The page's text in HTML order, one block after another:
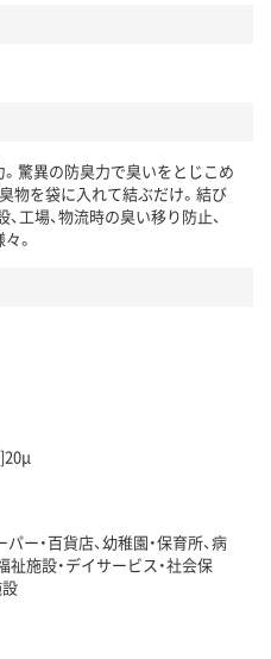
驚異の防臭力で臭いをとじこめ
物を袋に入れて結ぶだけ。結び
工場、物流時の臭い移り防止、
。
ー・百貨店、幼稚園・保育所、病
祉施設・デイサービス・社会保
設